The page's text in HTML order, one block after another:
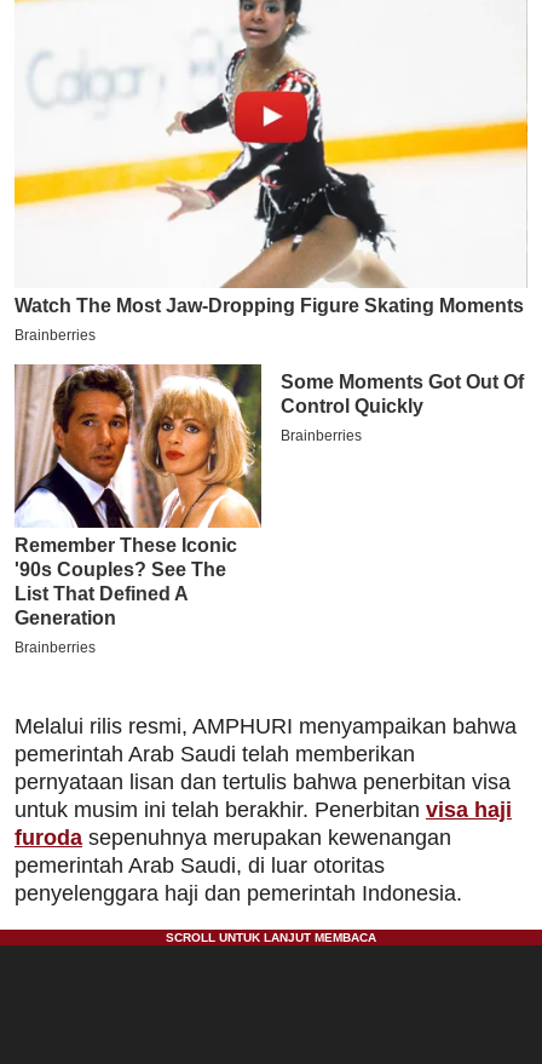
Melalui rilis resmi, AMPHURI menyampaikan bahwa
pemerintah Arab Saudi telah memberikan
pernyataan lisan dan tertulis bahwa penerbitan visa
untuk musim ini telah berakhir. Penerbitan visa haji
furoda sepenuhnya merupakan kewenangan
pemerintah Arab Saudi, di luar otoritas
penyelenggara haji dan pemerintah Indonesia.